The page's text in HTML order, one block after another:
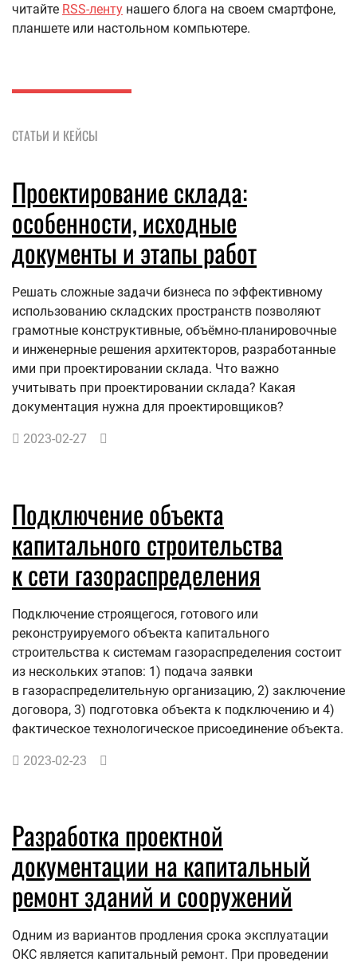
читайте RSS-ленту нашего блога на своем смартфоне,
планшете или настольном компьютере.
СТАТЬИ И КЕЙСЫ
Проектирование склада:
особенности, исходные
документы и этапы работ
Решать сложные задачи бизнеса по эффективному
использованию складских пространств позволяют
грамотные конструктивные, объёмно-планировочные
и инженерные решения архитекторов, разработанные
ими при проектировании склада. Что важно
учитывать при проектировании склада? Какая
документация нужна для проектировщиков?
2023-02-27
Подключение объекта
капитального строительства
к сети газораспределения
Подключение строящегося, готового или
реконструируемого объекта капитального
строительства к системам газораспределения состоит
из нескольких этапов: 1) подача заявки
в газораспределительную организацию, 2) заключение
договора, 3) подготовка объекта к подключению и 4)
фактическое технологическое присоединение объекта.
2023-02-23
Разработка проектной
документации на капитальный
ремонт зданий и сооружений
Одним из вариантов продления срока эксплуатации
ОКС является капитальный ремонт. При проведении